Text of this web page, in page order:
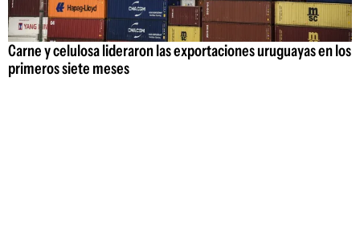
Carne y celulosa lideraron las exportaciones uruguayas en los
primeros siete meses